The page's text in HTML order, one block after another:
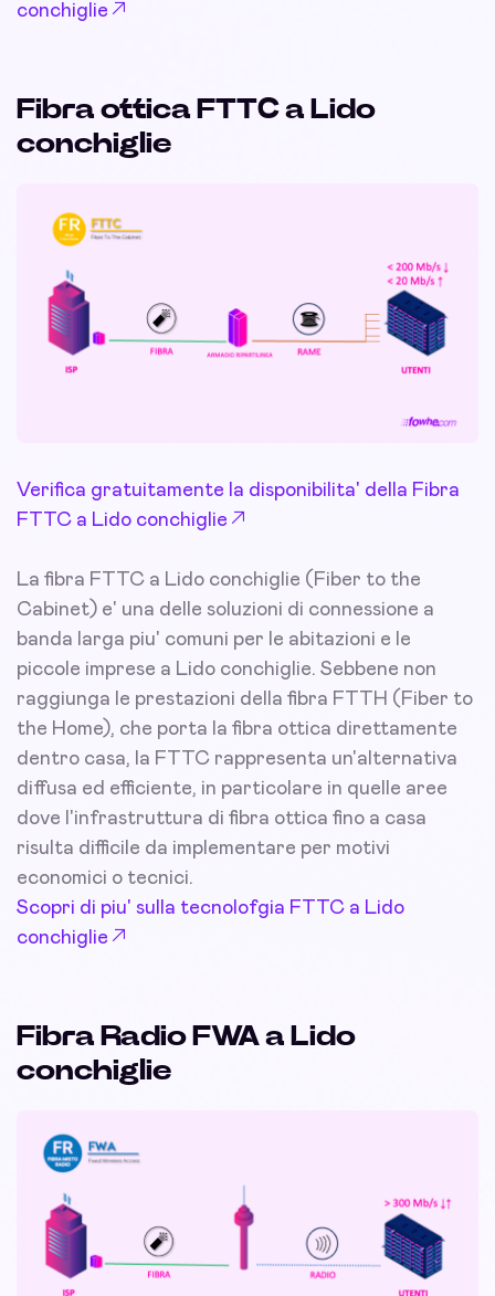
conchiglie
Fibra ottica FTTC a Lido
conchiglie
Verifica gratuitamente la disponibilita' della Fibra
FTTC a Lido conchiglie
La fibra FTTC a Lido conchiglie (Fiber to the
Cabinet) e' una delle soluzioni di connessione a
banda larga piu' comuni per le abitazioni e le
piccole imprese a Lido conchiglie. Sebbene non
raggiunga le prestazioni della fibra FTTH (Fiber to
the Home), che porta la fibra ottica direttamente
dentro casa, la FTTC rappresenta un'alternativa
diffusa ed efficiente, in particolare in quelle aree
dove l'infrastruttura di fibra ottica fino a casa
risulta difficile da implementare per motivi
economici o tecnici.
Scopri di piu' sulla tecnolofgia FTTC a Lido
conchiglie
Fibra Radio FWA a Lido
conchiglie